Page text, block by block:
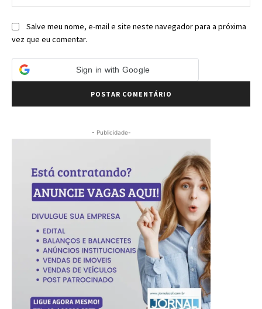
Salve meu nome, e-mail e site neste navegador para a próxima
vez que eu comentar.
Sign in with Google
- Publicidade-